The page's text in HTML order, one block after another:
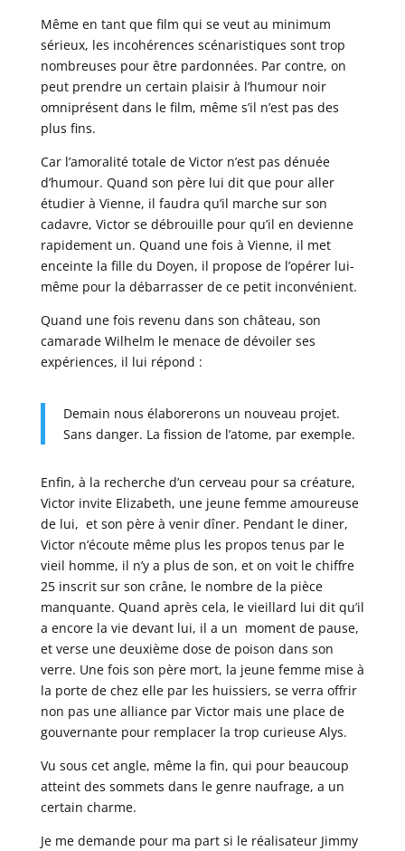
Même en tant que film qui se veut au minimum
sérieux, les incohérences scénaristiques sont trop
nombreuses pour être pardonnées. Par contre, on
peut prendre un certain plaisir à l’humour noir
omniprésent dans le film, même s’il n’est pas des
plus fins.
Car l’amoralité totale de Victor n’est pas dénuée
d’humour. Quand son père lui dit que pour aller
étudier à Vienne, il faudra qu’il marche sur son
cadavre, Victor se débrouille pour qu’il en devienne
rapidement un. Quand une fois à Vienne, il met
enceinte la fille du Doyen, il propose de l’opérer lui-
même pour la débarrasser de ce petit inconvénient.
Quand une fois revenu dans son château, son
camarade Wilhelm le menace de dévoiler ses
expériences, il lui répond :
Demain nous élaborerons un nouveau projet.
Sans danger. La fission de l’atome, par exemple.
Enfin, à la recherche d’un cerveau pour sa créature,
Victor invite Elizabeth, une jeune femme amoureuse
de lui, et son père à venir dîner. Pendant le diner,
Victor n’écoute même plus les propos tenus par le
vieil homme, il n’y a plus de son, et on voit le chiffre
25 inscrit sur son crâne, le nombre de la pièce
manquante. Quand après cela, le vieillard lui dit qu’il
a encore la vie devant lui, il a un moment de pause,
et verse une deuxième dose de poison dans son
verre. Une fois son père mort, la jeune femme mise à
la porte de chez elle par les huissiers, se verra offrir
non pas une alliance par Victor mais une place de
gouvernante pour remplacer la trop curieuse Alys.
Vu sous cet angle, même la fin, qui pour beaucoup
atteint des sommets dans le genre naufrage, a un
certain charme.
Je me demande pour ma part si le réalisateur Jimmy